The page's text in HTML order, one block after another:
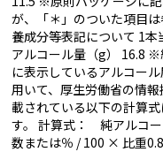
が、「＊」のついた項目
養成分等表記について 1
アルコール量（g） 16.8
に表示しているアルコー
用いて、厚生労働省の情
載されている以下の計算
す。 計算式： 純アルコ
数または％ / 100 × 比重0.8